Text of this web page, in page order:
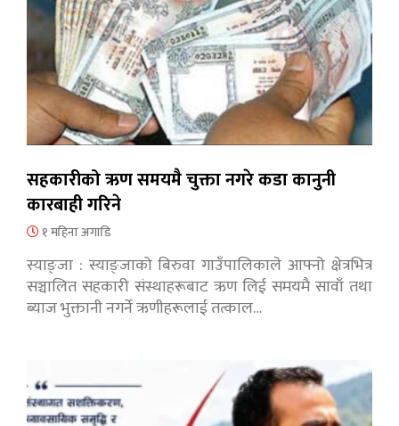
सहकारीको ऋण समयमै चुक्ता नगरे कडा कानुनी
कारबाही गरिने
१ महिना अगाडि
स्याङ्जा : स्याङ्जाको बिरुवा गाउँपालिकाले आफ्नो क्षेत्रभित्र
सञ्चालित सहकारी संस्थाहरूबाट ऋण लिई समयमै सावाँ तथा
ब्याज भुक्तानी नगर्ने ऋणीहरूलाई तत्काल…